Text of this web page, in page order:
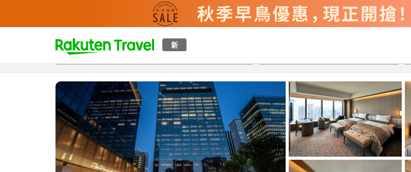
新
t
p
a
g
_
e
a
r
c
概覽房間及住宿方案 評價特色設施